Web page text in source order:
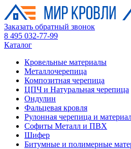
Заказать обратный звонок
8 495 032-77-99
Каталог
Кровельные материалы
Металлочерепица
Композитная черепица
ЦПЧ и Натуральная черепица
Ондулин
Фальцевая кровля
Рулонная черепица и
Софиты Металл и ПВХ
Шифер
Битумные и полимерные